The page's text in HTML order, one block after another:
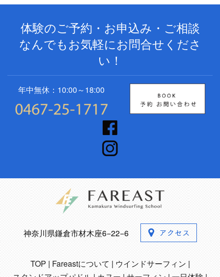
体験のご予約・お申込み・ご相談
なんでもお気軽にお問合せくださ
い！
年中無休：10:00～18:00
神奈川県鎌倉市材木座6−22−6
TOP Fareastについて
ウインドサーフィン